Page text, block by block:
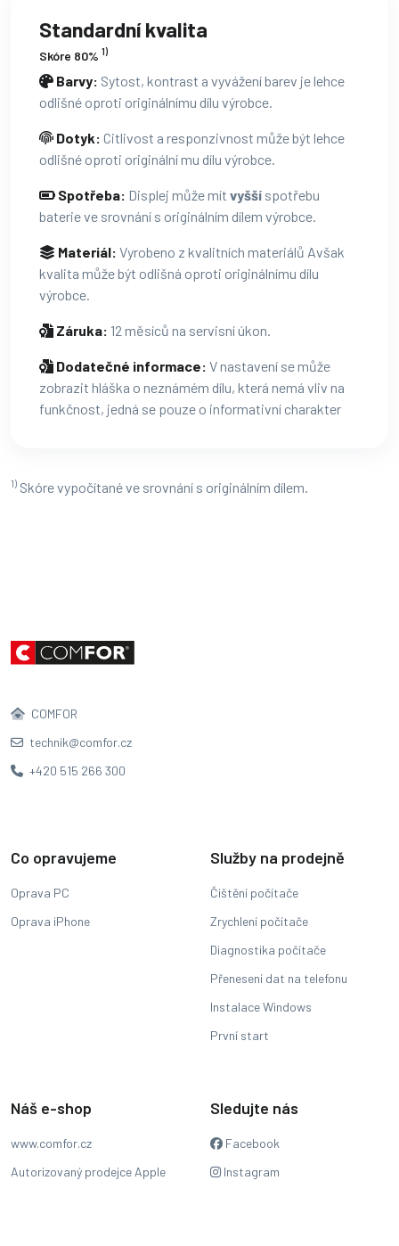
Standardní kvalita
Skóre 80% 1)
Barvy: Sytost, kontrast a vyvážení barev je lehce
odlišné oproti originálnímu dílu výrobce.
Dotyk: Citlivost a responzivnost může být lehce
odlišné oproti originální mu dílu výrobce.
Spotřeba: Displej může mít vyšší spotřebu
baterie ve srovnání s originálním dílem výrobce.
Materiál: Vyrobeno z kvalitních materiálů Avšak
kvalita může být odlišná oproti originálnímu dílu
výrobce.
Záruka: 12 měsíců na servisní úkon.
Dodatečné informace: V nastavení se může
zobrazit hláška o neznámém dílu, která nemá vliv na
funkčnost, jedná se pouze o informativní charakter
1) Skóre vypočítané ve srovnání s originálním dílem.
COMFOR
technik@comfor.cz
+420 515 266 300
Co opravujeme
Oprava PC
Oprava iPhone
Služby na prodejně
Čištění počítače
Zrychlení počítače
Diagnostika počítače
Přenesení dat na telefonu
Instalace Windows
První start
Náš e-shop
www.comfor.cz
Autorizovaný prodejce Apple
Sledujte nás
Facebook
Instagram